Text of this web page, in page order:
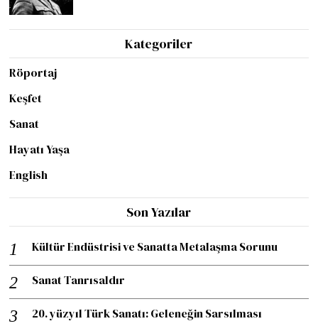
Kategoriler
Röportaj
Keşfet
Sanat
Hayatı Yaşa
English
Son Yazılar
Kültür Endüstrisi ve Sanatta Metalaşma Sorunu
Sanat Tanrısaldır
20. yüzyıl Türk Sanatı: Geleneğin Sarsılması